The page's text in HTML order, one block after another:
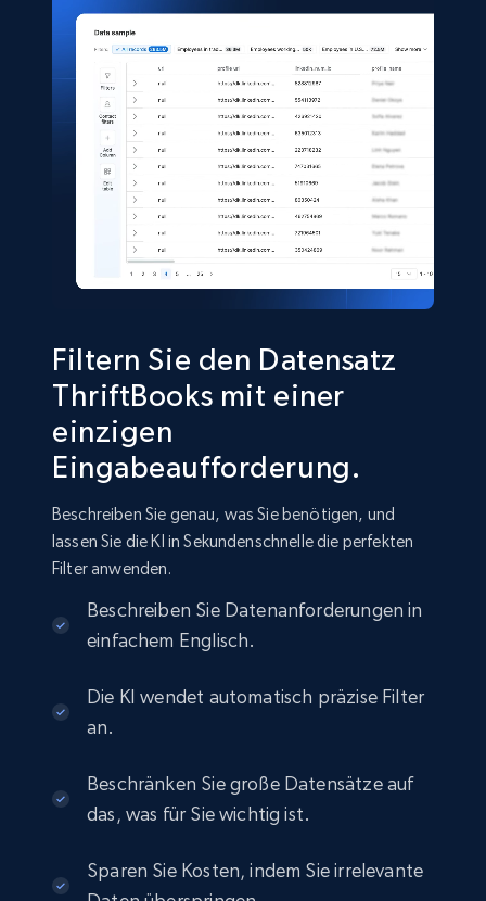
5.4K+
Shein- Products
Product name, Description, Initial price, Final
price, Currency, In stock, Color, Size, and more.
eCommerce
Amazon sellers info
Seller id, URL, Seller name, Description, Detailed
info, Stars, Feedbacks, Return policy, and more.
eCommerce
2.5K+ 378+ Jetzt kaufen
eBay
Seller reviews, Breadcrumbs, Root category, and
more.
eCommerce
Filtern Sie den Datensatz
ThriftBooks mit einer
einzigen
Eingabeaufforderung.
Beschreiben Sie genau, was Sie benötigen, und
lassen Sie die KI in Sekundenschnelle die perfekten
Filter anwenden.
Beschreiben Sie Datenanforderungen in
einfachem Englisch.
Die KI wendet automatisch präzise Filter
an.
Beschränken Sie große Datensätze auf
das, was für Sie wichtig ist.
Sparen Sie Kosten, indem Sie irrelevante